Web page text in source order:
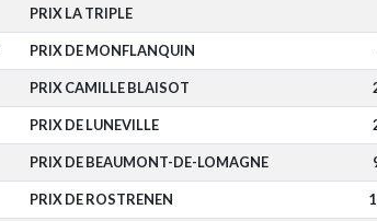
PRIX LA TRIPLE
PRIX DE MONFLANQUIN
PRIX CAMILLE BLAISOT
PRIX DE LUNEVILLE
PRIX DE BEAUMONT-DE-LOMAGNE
PRIX DE ROSTRENEN